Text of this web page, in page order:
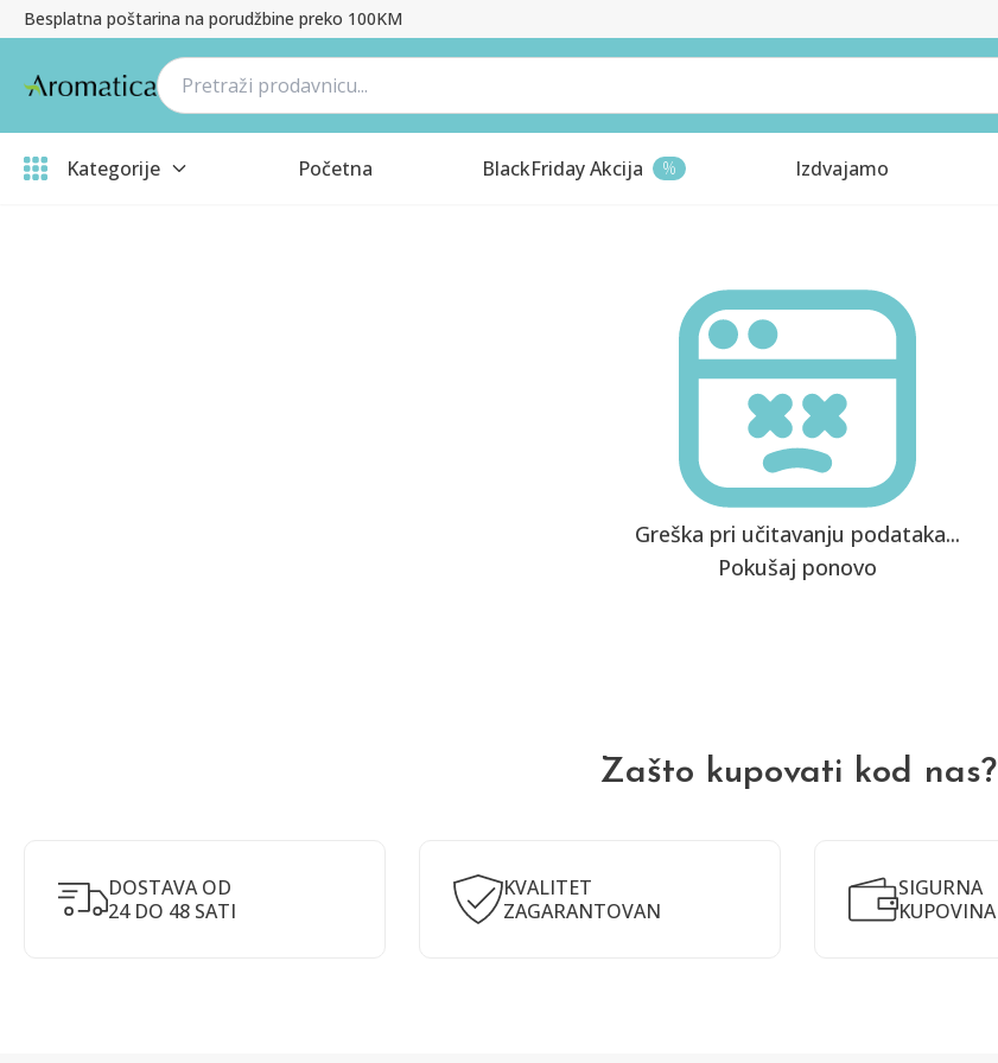
Besplatna poštarina na porudžbine preko 100KM
Kategorije Početna BlackFriday Akcija % Izdvajamo
Greška pri učitavanju podataka...
Pokušaj ponovo
Zašto kupovati kod nas?
DOSTAVA OD
24 DO 48 SATI
KVALITET
ZAGARANTOVAN
SIGURNA
KUPOVINA